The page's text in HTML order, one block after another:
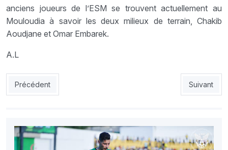
anciens joueurs de l’ESM se trouvent actuellement au
Mouloudia à savoir les deux milieux de terrain, Chakib
Aoudjane et Omar Embarek.
A.L
Article précédent : CSC-JSEB : les Constantinois face au défi
Précédent Article
Suivant